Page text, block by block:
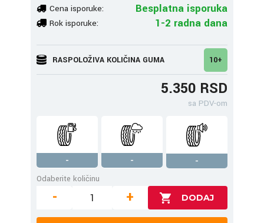
Cena isporuke: Besplatna isporuka
Rok isporuke: 1-2 radna dana
RASPOLOŽIVA KOLIČINA GUMA 10+
5.350 RSD
sa PDV-om
- -
-
Odaberite količinu
- +